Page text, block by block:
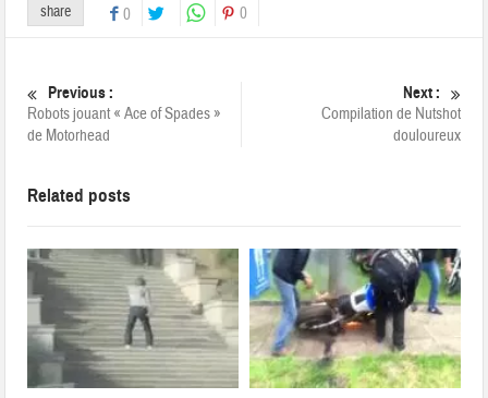
share 0 0
Previous :
Robots jouant « Ace of Spades »
de Motorhead
Next :
Compilation de Nutshot
douloureux
Related posts